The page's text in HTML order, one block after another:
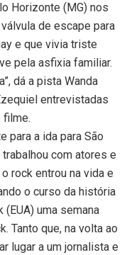
Horizonte (MG) nos
de escape para
e que vivia triste
pela asfixia familiar.
dá a pista Wanda
entrevistadas
filme.
para a ida para São
com atores e
rock entrou na vida e
o curso da história
uma semana
Tanto que, na volta ao
lugar a um jornalista e